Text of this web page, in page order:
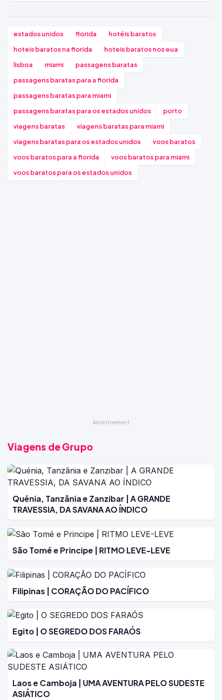
estados unidos florida
hotéis baratos
hoteis baratos na florida
hoteis baratos nos eua
lisboa
miami
passagens baratas
passagens baratas para a florida
passagens baratas para miami
passagens baratas para os estados unidos
porto
viagens baratas
viagens baratas para miami
viagens baratas para os estados unidos
voos baratos
voos baratos para a florida
voos baratos para miami
voos baratos para os estados unidos
Viagens de Grupo
Quénia, Tanzânia e Zanzibar | A GRANDE
TRAVESSIA, DA SAVANA AO ÍNDICO
São Tomé e Principe | RITMO LEVE-LEVE
Filipinas | CORAÇÃO DO PACÍFICO
Egito | O SEGREDO DOS FARAÓS
Laos e Camboja | UMA AVENTURA PELO SUDESTE
ASIÁTICO